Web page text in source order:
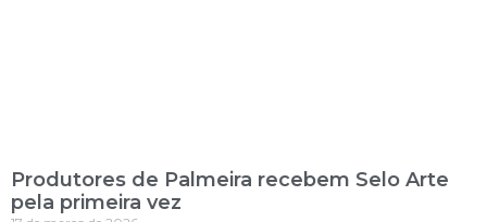
Produtores de Palmeira recebem Selo Arte
pela primeira vez